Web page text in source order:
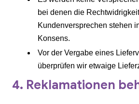
bei denen die
Kundenversprechen stehen
Konsens.
Vor der Vergabe eines
überprüfen wir etwaige
4. Reklamationen